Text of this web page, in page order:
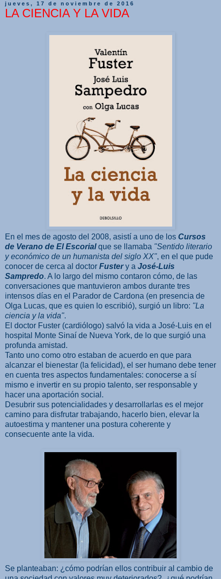
jueves, 17 de noviembre de 2016
LA CIENCIA Y LA VIDA
En el mes de agosto del 2008, asistí a uno de los Cursos
de Verano de El Escorialque se llamaba "Sentido literario
y económico de un humanista del siglo XX", en el que pude
conocer de cerca al doctor Fustery a José-Luis
Sampredo. A lo largo del mismo contaron cómo, de las
conversaciones que mantuvieron ambos durante tres
intensos días en el Parador de Cardona (en presencia de
Olga Lucas, que es quien lo escribió), surgió un libro: "La
ciencia y la vida".
El doctor Fuster (cardiólogo) salvó la vida a José-Luis en el
hospital Monte Sinaí de Nueva York, de lo que surgió una
profunda amistad.
Tanto uno como otro estaban de acuerdo en que para
alcanzar el bienestar (la felicidad), el ser humano debe tener
en cuenta tres aspectos fundamentales: conocerse a sí
mismo e invertir en su propio talento, ser responsable y
hacer una aportación social.
Desubrir sus potencialidades y desarrollarlas es el mejor
camino para disfrutar trabajando, hacerlo bien, elevar la
autoestima y mantener una postura coherente y
consecuente ante la vida.
Se planteaban: ¿cómo podrían ellos contribuir al cambio de